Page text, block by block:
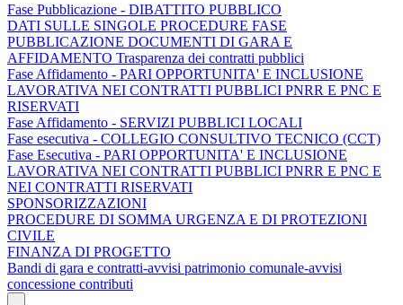
Fase Pubblicazione - DIBATTITO PUBBLICO
DATI SULLE SINGOLE PROCEDURE FASE
PUBBLICAZIONE DOCUMENTI DI GARA E
AFFIDAMENTO Trasparenza dei contratti pubblici
Fase Affidamento - PARI OPPORTUNITA' E INCLUSIONE
LAVORATIVA NEI CONTRATTI PUBBLICI PNRR E PNC E
RISERVATI
Fase Affidamento - SERVIZI PUBBLICI LOCALI
Fase esecutiva - COLLEGIO CONSULTIVO TECNICO (CCT)
Fase Esecutiva - PARI OPPORTUNITA' E INCLUSIONE
LAVORATIVA NEI CONTRATTI PUBBLICI PNRR E PNC E
NEI CONTRATTI RISERVATI
SPONSORIZZAZIONI
PROCEDURE DI SOMMA URGENZA E DI PROTEZIONI
CIVILE
FINANZA DI PROGETTO
Bandi di gara e contratti-avvisi patrimonio comunale-avvisi
concessione contributi